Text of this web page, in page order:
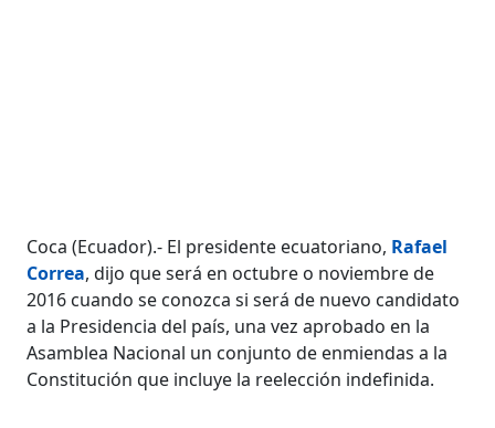
Coca (Ecuador).- El presidente ecuatoriano, Rafael
Correa, dijo que será en octubre o noviembre de
2016 cuando se conozca si será de nuevo candidato
a la Presidencia del país, una vez aprobado en la
Asamblea Nacional un conjunto de enmiendas a la
Constitución que incluye la reelección indefinida.